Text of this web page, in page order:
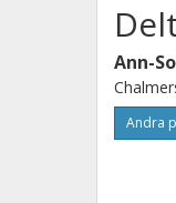
i sig
Ann-
Andra